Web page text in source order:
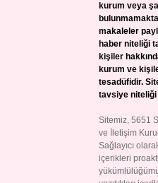
kurum veya
makaleler
haber niteliği
kişiler
kurum ve
tesadüfidir.
tavsiye niteliği
Sitemiz, 5651
ve İletişim
Sağlayıcı
içerikleri